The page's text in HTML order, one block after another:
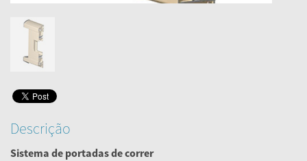
Descrição
Sistema de portadas de correr